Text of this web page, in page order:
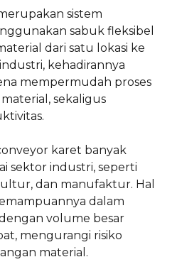
sistem
sabuk fleksibel
dari satu lokasi ke
kehadirannya
mempermudah proses
sekaligus
karet banyak
sektor industri, seperti
dan manufaktur. Hal
dalam
volume besar
mengurangi risiko
material.